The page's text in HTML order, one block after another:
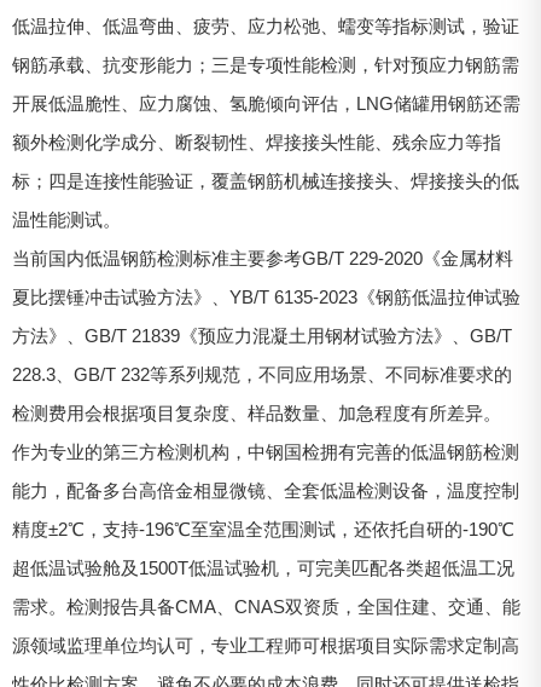
低温拉伸、低温弯曲、疲劳、应力松弛、蠕变等指标测试，验证
钢筋承载、抗变形能力；三是专项性能检测，针对预应力钢筋需
开展低温脆性、应力腐蚀、氢脆倾向评估，LNG储罐用钢筋还需
额外检测化学成分、断裂韧性、焊接接头性能、残余应力等指
标；四是连接性能验证，覆盖钢筋机械连接接头、焊接接头的低
温性能测试。
当前国内低温钢筋检测标准主要参考GB/T 229-2020《金属材料
夏比摆锤冲击试验方法》、YB/T 6135-2023《钢筋低温拉伸试验
方法》、GB/T 21839《预应力混凝土用钢材试验方法》、GB/T
228.3、GB/T 232等系列规范，不同应用场景、不同标准要求的
检测费用会根据项目复杂度、样品数量、加急程度有所差异。
作为专业的第三方检测机构，中钢国检拥有完善的低温钢筋检测
能力，配备多台高倍金相显微镜、全套低温检测设备，温度控制
精度±2℃，支持-196℃至室温全范围测试，还依托自研的-190℃
超低温试验舱及1500T低温试验机，可完美匹配各类超低温工况
需求。检测报告具备CMA、CNAS双资质，全国住建、交通、能
源领域监理单位均认可，专业工程师可根据项目实际需求定制高